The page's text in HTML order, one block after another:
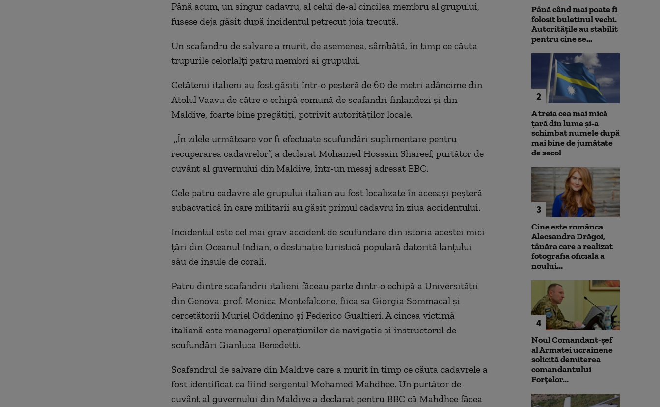
Până acum, un singur cadavru, al celui de-al cincilea membru al grupului,
fusese deja găsit după incidentul petrecut joia trecută.
Un scafandru de salvare a murit, de asemenea, sâmbătă, în timp ce căuta
trupurile celorlalţi patru membri ai grupului.
Cetăţenii italieni au fost găsiţi într-o peşteră de 60 de metri adâncime din
Atolul Vaavu de către o echipă comună de scafandri finlandezi şi din
Maldive, foarte bine pregătiţi, potrivit autorităţilor locale.
„În zilele următoare vor fi efectuate scufundări suplimentare pentru
recuperarea cadavrelor”, a declarat Mohamed Hossain Shareef, purtător de
cuvânt al guvernului din Maldive, într-un mesaj adresat BBC.
Cele patru cadavre ale grupului italian au fost localizate în aceeaşi peşteră
subacvatică în care militarii au găsit primul cadavru în ziua accidentului.
Incidentul este cel mai grav accident de scufundare din istoria acestei mici
ţări din Oceanul Indian, o destinaţie turistică populară datorită lanţului
său de insule de corali.
Patru dintre scafandrii italieni făceau parte dintr-o echipă a Universităţii
din Genova: prof. Monica Montefalcone, fiica sa Giorgia Sommacal şi
cercetătorii Muriel Oddenino şi Federico Gualtieri. A cincea victimă
italiană este managerul operaţiunilor de navigaţie şi instructorul de
scufundări Gianluca Benedetti.
Scafandrul de salvare din Maldive care a murit în timp ce căuta cadavrele a
fost identificat ca fiind sergentul Mohamed Mahdhee. Un purtător de
cuvânt al guvernului din Maldive a declarat pentru BBC că Mahdhee făcea
Până când mai poate fi
folosit buletinul vechi.
Autoritățile au stabilit
pentru cine se...
2
A treia cea mai mică
țară din lume și-a
schimbat numele după
mai bine de jumătate
de secol
3
Cine este românca
Alecsandra Drăgoi,
tânăra care a realizat
fotografia oficială a
noului...
4
Noul Comandant-șef
al Armatei ucrainene
solicită demiterea
comandantului
Forțelor...